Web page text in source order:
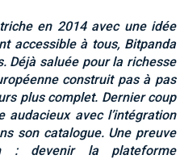
en 2014 avec une idée
accessible à tous, Bitpanda
Déjà saluée pour la richesse
construit pas à pas
plus complet. Dernier coup
audacieux avec l’intégration
son catalogue. Une preuve
: devenir la plateforme